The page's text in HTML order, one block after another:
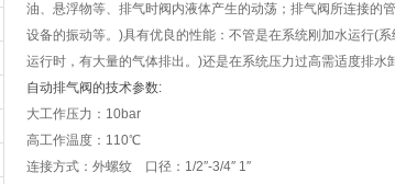
油、悬浮物等、排气时阀内液体产生的动荡；排气阀所连接的
设备的振动等。)具有优良的性能：不管是在系统刚加水运行(系
运行时，有大量的气体排出。)还是在系统压力过高需适度排水
自动排气阀的技术参数:
大工作压力：10bar
高工作温度：110℃
连接方式：外螺纹 口径：1/2″-3/4″ 1″